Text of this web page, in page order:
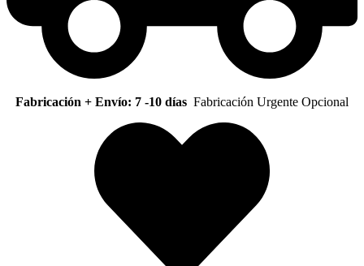
Fabricación + Envío: 7 -10 días Fabricación Urgente Opcional